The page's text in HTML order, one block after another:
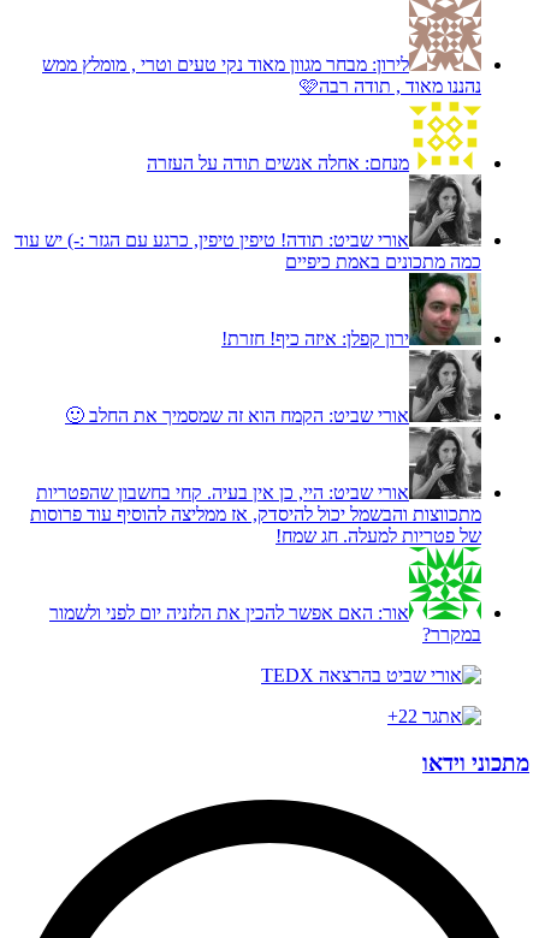
לירון: מבחר מגוון מאוד נקי טעים וטרי , מומלץ ממש
נהננו מאוד , תודה רבה🩷
מנחם: אחלה אנשים תודה על העזרה
אורי שביט: תודה! טיפין טיפין, כרגע עם הגזר :-) יש עוד
כמה מתכונים באמת כיפיים
ירון קפלן: איזה כיף! חזרת!
אורי שביט: הקמח הוא זה שמסמיך את החלב 🙂
אורי שביט: היי, כן אין בעיה. קחי בחשבון שהפטריות
מתכווצות והבשמל יכול להיסדק, אז ממליצה להוסיף עוד פרוסות
של פטריות למעלה. חג שמח!
אור: האם אפשר להכין את הלזניה יום לפני ולשמור
במקרר?
מתכוני וידאו